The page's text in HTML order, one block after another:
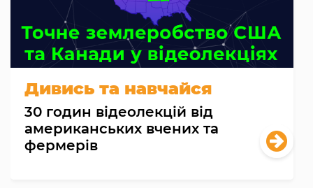
Дивись та навчайся
30 годин відеолекцій від
американських вчених та
фермерів